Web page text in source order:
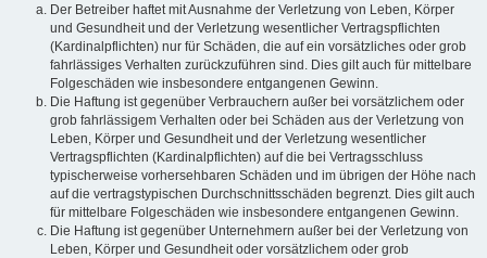
Der Betreiber haftet mit Ausnahme der Verletzung von Leben, Körper
und Gesundheit und der Verletzung wesentlicher Vertragspflichten
(Kardinalpflichten) nur für Schäden, die auf ein vorsätzliches oder grob
fahrlässiges Verhalten zurückzuführen sind. Dies gilt auch für mittelbare
Folgeschäden wie insbesondere entgangenen Gewinn.
Die Haftung ist gegenüber Verbrauchern außer bei vorsätzlichem oder
grob fahrlässigem Verhalten oder bei Schäden aus der Verletzung von
Leben, Körper und Gesundheit und der Verletzung wesentlicher
Vertragspflichten (Kardinalpflichten) auf die bei Vertragsschluss
typischerweise vorhersehbaren Schäden und im übrigen der Höhe nach
auf die vertragstypischen Durchschnittsschäden begrenzt. Dies gilt auch
für mittelbare Folgeschäden wie insbesondere entgangenen Gewinn.
Die Haftung ist gegenüber Unternehmern außer bei der Verletzung von
Leben, Körper und Gesundheit oder vorsätzlichem oder grob